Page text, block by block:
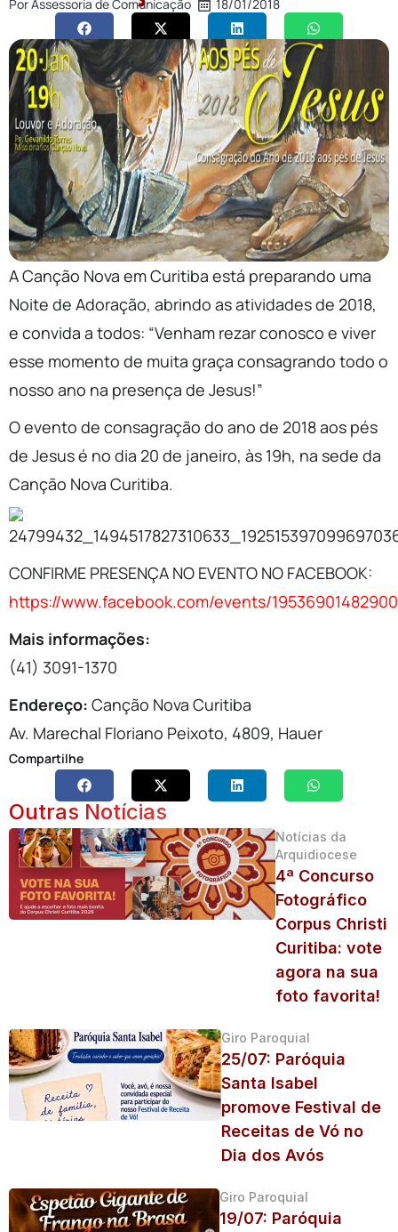
PorAssessoria de Comunicação 18/01/2018
A Canção Nova em Curitiba está preparando uma
Noite de Adoração, abrindo as atividades de 2018,
e convida a todos: “Venham rezar conosco e viver
esse momento de muita graça consagrando todo o
nosso ano na presença de Jesus!”
O evento de consagração do ano de 2018 aos pés
de Jesus é no dia 20 de janeiro, às 19h, na sede da
Canção Nova Curitiba.
CONFIRME PRESENÇA NO EVENTO NO FACEBOOK:
https://www.facebook.com/events/
Mais informações:
(41) 3091-1370
Endereço: Canção Nova Curitiba
Av. Marechal Floriano Peixoto, 4809, Hauer
Compartilhe
Outras Notícias
Notícias da
Arquidiocese
4ª Concurso
Fotográfico
Corpus Christi
Curitiba: vote
agora na sua
foto favorita!
Giro Paroquial
25/07: Paróquia
Santa Isabel
promove Festival de
Receitas de Vó no
Dia dos Avós
Giro Paroquial
19/07: Paróquia